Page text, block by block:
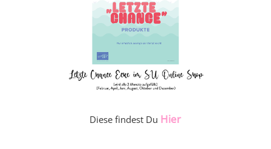
Diese findest Du Hier